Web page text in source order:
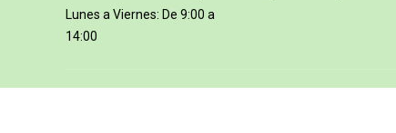
Lunes a Viernes: De 9:00 a
14:00